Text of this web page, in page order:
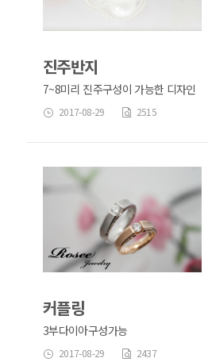
진주반지
7~8미리 진주구성이 가능한 디자인
2017-08-29 2515
커플링
3부다이아구성가능
2017-08-29 2437